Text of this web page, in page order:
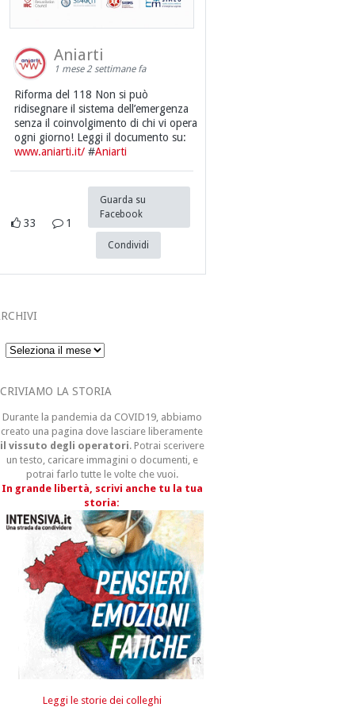
Aniarti
1 mese 2 settimane fa
Riforma del 118 Non si può
ridisegnare il sistema dell’emergenza
senza il coinvolgimento di chi vi opera
ogni giorno! Leggi il documento su:
www.aniarti.it/ #Aniarti
33 1
Guarda su
Facebook
Condividi
LA STORIA
Durante la pandemia da COVID19, abbiamo
creato una pagina dove lasciare liberamente
il vissuto degli operatori. Potrai scerivere
un testo, caricare immagini o documenti, e
potrai farlo tutte le volte che vuoi.
In grande libertà, scrivi anche tu la tua
storia:
Leggi le storie dei colleghi